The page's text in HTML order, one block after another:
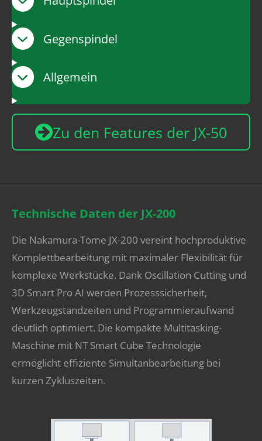
Gegenspindel
Allgemein
Zu den Features der JX-50
Technische Daten der JX-200
Die Nakamura-Tome JX-200 vereint hochproduktive
Komplettbearbeitung mit maximaler Flexibilität für
komplexe Werkstücke. Dank Oscillation Cutting und
3D Smart Pro AI werden Prozesssicherheit,
Werkzeugstandzeiten und Programmieraufwand
deutlich optimiert. Die kompakte Multitasking-
Maschine mit NT Smart Cube Technologie
ermöglicht effiziente Simultanbearbeitung bei
kurzen Zykluszeiten.